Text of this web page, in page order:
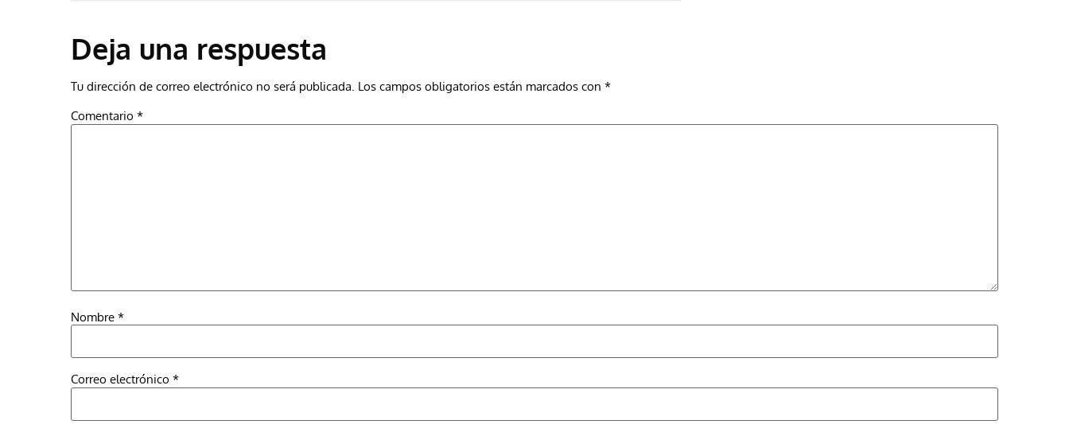
Deja una respuesta
Tu dirección de correo electrónico no será publicada. Los campos obligatorios están marcados con *
Comentario *
Nombre *
Correo electrónico *